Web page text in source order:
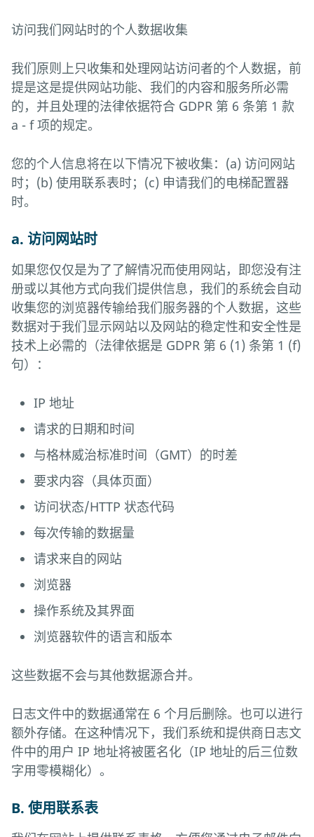
访问我们网站时的个人数据收集
我们原则上只收集和处理网站访问者的个人数据，前
提是这是提供网站功能、我们的内容和服务所必需
的，并且处理的法律依据符合 GDPR 第 6 条第 1 款
a - f 项的规定。
您的个人信息将在以下情况下被收集：(a) 访问网站
时；(b) 使用联系表时；(c) 申请我们的电梯配置器
时。
a. 访问网站时
如果您仅仅是为了了解情况而使用网站，即您没有注
册或以其他方式向我们提供信息，我们的系统会自动
收集您的浏览器传输给我们服务器的个人数据，这些
数据对于我们显示网站以及网站的稳定性和安全性是
技术上必需的（法律依据是 GDPR 第 6 (1) 条第 1 (f)
句）：
IP 地址
请求的日期和时间
与格林威治标准时间（GMT）的时差
要求内容（具体页面）
访问状态/HTTP 状态代码
每次传输的数据量
请求来自的网站
浏览器
操作系统及其界面
浏览器软件的语言和版本
这些数据不会与其他数据源合并。
日志文件中的数据通常在 6 个月后删除。也可以进行
额外存储。在这种情况下，我们系统和提供商日志文
件中的用户 IP 地址将被匿名化（IP 地址的后三位数
字用零模糊化）。
B. 使用联系表